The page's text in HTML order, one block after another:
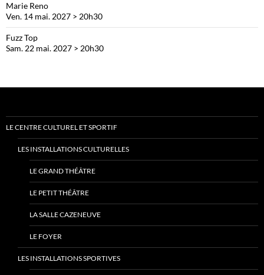
Marie Reno
Ven. 14 mai. 2027 > 20h30
Fuzz Top
Sam. 22 mai. 2027 > 20h30
LE CENTRE CULTUREL ET SPORTIF
LES INSTALLATIONS CULTURELLES
LE GRAND THÉÂTRE
LE PETIT THÉÂTRE
LA SALLE CAZENEUVE
LE FOYER
LES INSTALLATIONS SPORTIVES